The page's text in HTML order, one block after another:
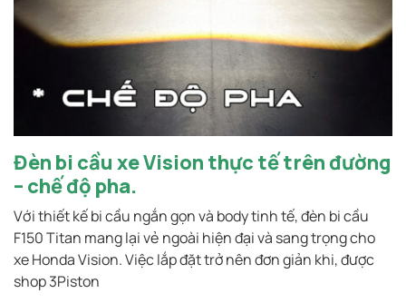
Đèn bi cầu xe Vision thực tế trên đường
– chế độ pha.
Với thiết kế bi cầu ngắn gọn và body tinh tế, đèn bi cầu
F150 Titan mang lại vẻ ngoài hiện đại và sang trọng cho
xe Honda Vision. Việc lắp đặt trở nên đơn giản khi, được
shop 3Piston